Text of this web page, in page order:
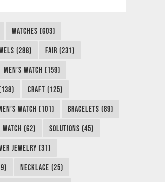
WATCHES (603)
(288) FAIR (231)
MEN’S WATCH (159)
CRAFT (125)
WATCH (101) BRACELETS (89)
WATCH (62) SOLUTIONS (45)
JEWELRY (31)
NECKLACE (25)